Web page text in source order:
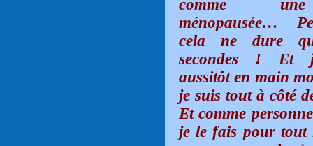
comme
ménopausée…
cela ne dure
secondes ! Et
aussitôt en main
je suis tout à côté
Et comme
je le fais pour tout